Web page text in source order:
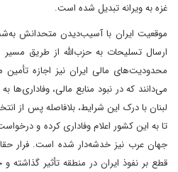
غزه به ویرانه‌‌ تبدیل شده است.
موقعیت ایران با آسیب‌دیدن متحدانش
ارسال تسلیحات به حزب‌الله از طریق مسیر
محدودیت‌های مالی ایران نیز اجازه
می‌دانند که در نبود منابع مالی،
لبنان‌ با درک این شرایط، بلافاصله پس از
تا به این کشور اعلام وفاداری کرده و
جهان عرب نیز خدشه‌دار شده است. فرار
قطع بر نفوذ ایران در منطقه تأثیر